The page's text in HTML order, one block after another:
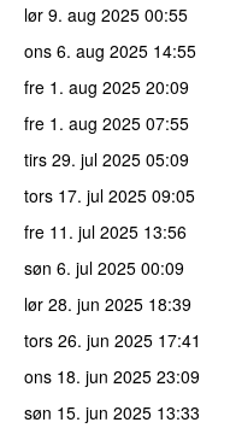
lør 9. aug 2025 00:55
ons 6. aug 2025 14:55
fre 1. aug 2025 20:09
fre 1. aug 2025 07:55
tirs 29. jul 2025 05:09
tors 17. jul 2025 09:05
fre 11. jul 2025 13:56
søn 6. jul 2025 00:09
lør 28. jun 2025 18:39
tors 26. jun 2025 17:41
ons 18. jun 2025 23:09
søn 15. jun 2025 13:33